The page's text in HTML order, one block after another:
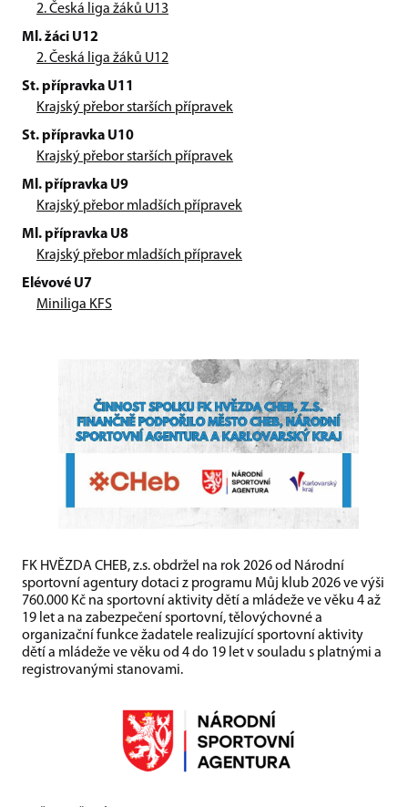
2. Česká liga žáků U13
Ml. žáci U12
2. Česká liga žáků U12
St. přípravka U11
Krajský přebor starších přípravek
St. přípravka U10
Krajský přebor starších přípravek
Ml. přípravka U9
Krajský přebor mladších přípravek
Ml. přípravka U8
Krajský přebor mladších přípravek
Elévové U7
Miniliga KFS
FK HVĚZDA CHEB, z.s. obdržel na rok 2026 od Národní
sportovní agentury dotaci z programu Můj klub 2026 ve výši
760.000 Kč na sportovní aktivity dětí a mládeže ve věku 4 až
19 let a na zabezpečení sportovní, tělovýchovné a
organizační funkce žadatele realizující sportovní aktivity
dětí a mládeže ve věku od 4 do 19 let v souladu s platnými a
registrovanými stanovami.